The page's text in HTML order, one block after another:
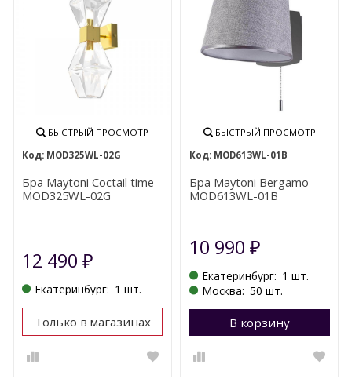
БЫСТРЫЙ ПРОСМОТР
MOD325WL-02G
Бра Maytoni Coctail time
MOD325WL-02G
12 490₽
Екатеринбург: 1 шт.
Только в магазинах
БЫСТРЫЙ ПРОСМОТР
MOD613WL-01B
Бра Maytoni Bergamo
MOD613WL-01B
10 990 ₽
Екатеринбург: 1 шт.
Москва: 50 шт.
В корзину